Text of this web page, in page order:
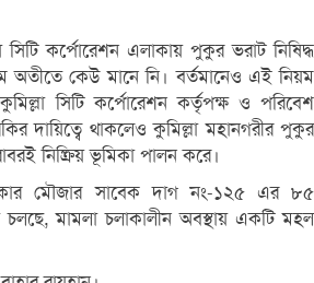
সিটি কর্পোরেশন এলাকায় পুকুর ভরাট নিষিদ্ধ
অতীতে কেউ মানে নি। বর্তমানেও এই নিয়ম
সিটি কর্পোরেশন কর্তৃপক্ষ ও পরিবেশ
দায়িত্বে থাকলেও কুমিল্লা মহানগরীর পুকুর
নিষ্ক্রিয় ভূমিকা পালন করে।
মৌজার সাবেক দাগ নং-১২৫ এর ৮৫
মামলা চলাকালীন অবস্থায় একটি মহল